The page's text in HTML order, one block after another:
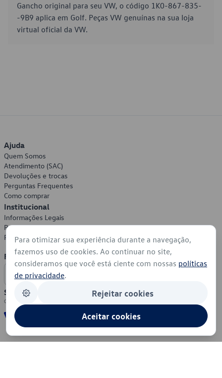
Gancho original para seu VW, o código 1K0-867-835-
-9B9 aplica em Golf. Peças VW genuínas na sua loja
virtual oficial da VW.
Ajuda
Quem Somos
Atendimento (SAC)
Devoluções e trocas
Perguntas Frequentes
Como comprar
Institucional
Informações Legais
Política de Privacidade
Política de Cookies
Formas de Pagamento
Segurança
Para otimizar sua experiência durante a navegação,
fazemos uso de cookies. Ao continuar no site,
consideramos que você está ciente com nossas políticas
de privacidade.
Rejeitar cookies
Aceitar cookies